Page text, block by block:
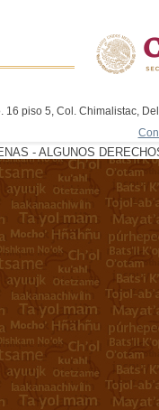
16 piso 5, Col. Chimalistac,
- ALGUNOS